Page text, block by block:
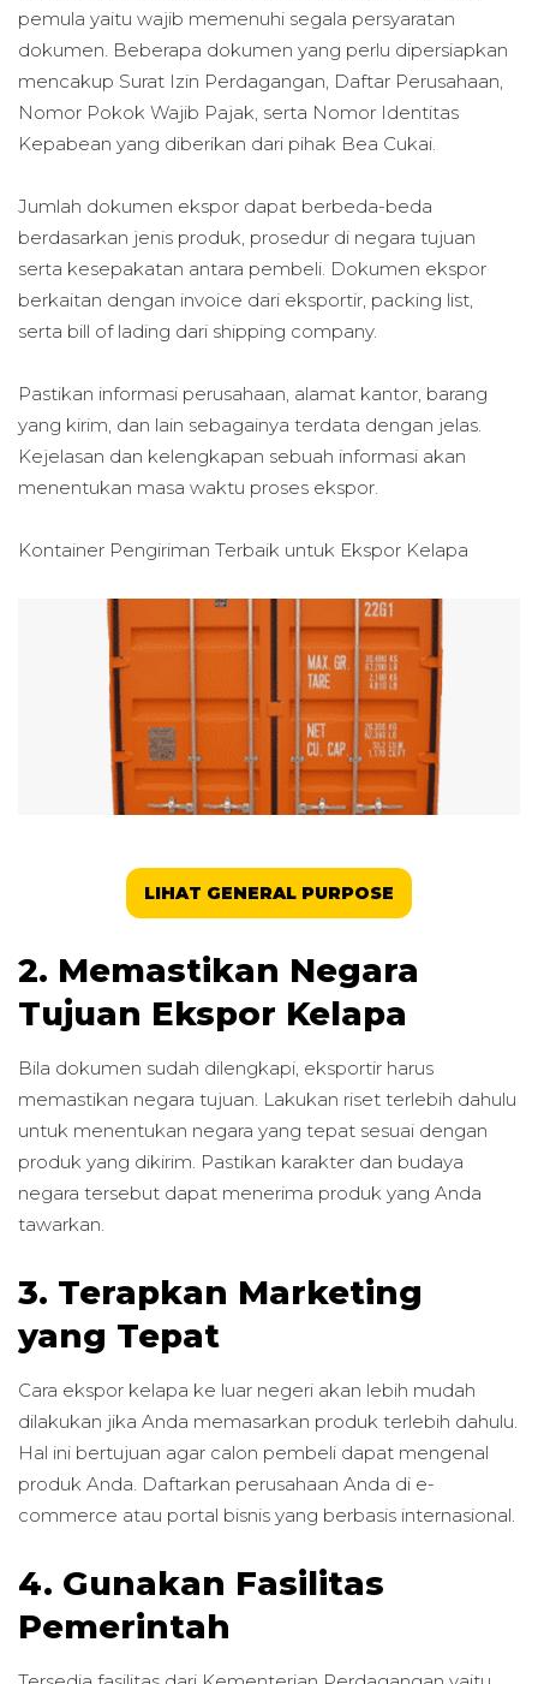
pemula yaitu wajib memenuhi segala persyaratan
dokumen. Beberapa dokumen yang perlu dipersiapkan
mencakup Surat Izin Perdagangan, Daftar Perusahaan,
Nomor Pokok Wajib Pajak, serta Nomor Identitas
Kepabean yang diberikan dari pihak Bea Cukai.
Jumlah dokumen ekspor dapat berbeda-beda
berdasarkan jenis produk, prosedur di negara tujuan
serta kesepakatan antara pembeli. Dokumen ekspor
berkaitan dengan invoice dari eksportir, packing list,
serta bill of lading dari shipping company.
Pastikan informasi perusahaan, alamat kantor, barang
yang kirim, dan lain sebagainya terdata dengan jelas.
Kejelasan dan kelengkapan sebuah informasi akan
menentukan masa waktu proses ekspor.
Kontainer Pengiriman Terbaik untuk Ekspor Kelapa
LIHAT GENERAL PURPOSE
2. Memastikan Negara
Tujuan Ekspor Kelapa
Bila dokumen sudah dilengkapi, eksportir harus
memastikan negara tujuan. Lakukan riset terlebih dahulu
untuk menentukan negara yang tepat sesuai dengan
produk yang dikirim. Pastikan karakter dan budaya
negara tersebut dapat menerima produk yang Anda
tawarkan.
3. Terapkan Marketing
yang Tepat
Cara ekspor kelapa ke luar negeri akan lebih mudah
dilakukan jika Anda memasarkan produk terlebih dahulu.
Hal ini bertujuan agar calon pembeli dapat mengenal
produk Anda. Daftarkan perusahaan Anda di e-
commerce atau portal bisnis yang berbasis internasional.
4. Gunakan Fasilitas
Pemerintah